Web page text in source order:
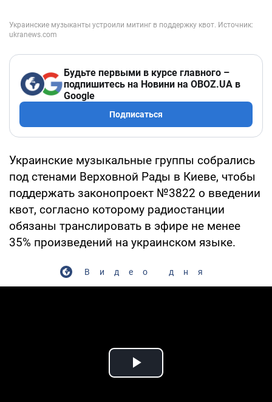
Будьте первыми в курсе главного –
подпишитесь на Новини на OBOZ.UA в
Google
Подписаться
Украинские музыкальные группы собрались
под стенами Верховной Рады в Киеве, чтобы
поддержать законопроект №3822 о введении
квот, согласно которому радиостанции
обязаны транслировать в эфире не менее
35% произведений на украинском языке.
Видео дня
Play Video